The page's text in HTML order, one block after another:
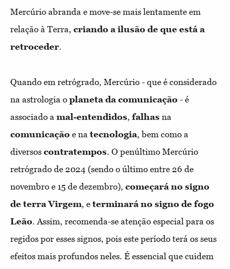
Mercúrio abranda e move-se mais lentamente em
relação à Terra, criando a ilusão de que está a
retroceder.
Quando em retrógrado, Mercúrio - que é considerado
na astrologia o planeta da comunicação - é
associado a mal-entendidos, falhas na
comunicação e na tecnologia, bem como a
diversos contratempos. O penúltimo Mercúrio
retrógrado de 2024 (sendo o último entre 26 de
novembro e 15 de dezembro), começará no signo
de terra Virgem, e terminará no signo de fogo
Leão. Assim, recomenda-se atenção especial para os
regidos por esses signos, pois este período terá os seus
efeitos mais profundos neles. É essencial que cuidem